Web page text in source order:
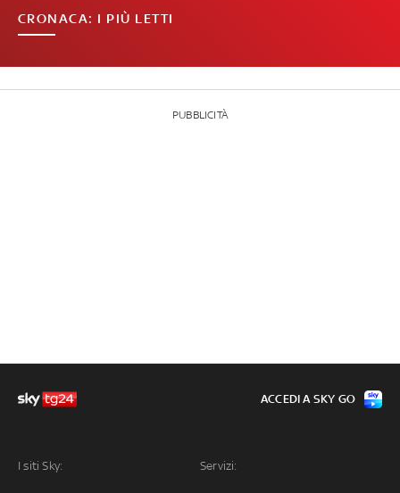
CRONACA: I PIÙ LETTI
PUBBLICITÀ
I siti Sky: Servizi:
ACCEDI A SKY GO